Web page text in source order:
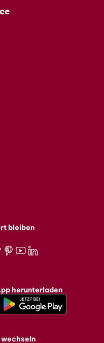
bleiben
herunterladen